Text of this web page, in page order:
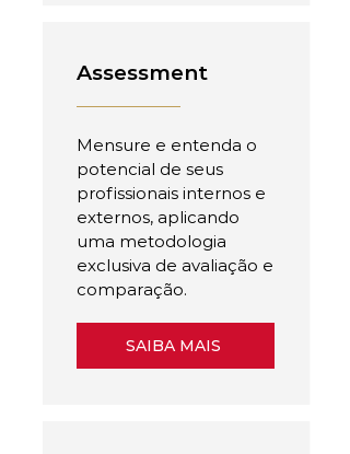
Assessment
Mensure e entenda o
potencial de seus
profissionais internos e
externos, aplicando
uma metodologia
exclusiva de avaliação e
comparação.
SAIBA MAIS